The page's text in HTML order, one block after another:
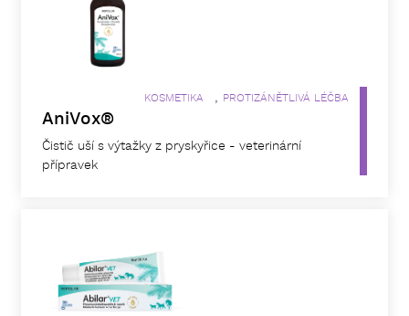
KOSMETIKA , PROTIZÁNĚTLIVÁ LÉČBA
AniVox®
Čistič uší s výtažky z pryskyřice - veterinární
přípravek